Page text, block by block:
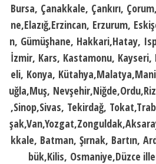
Bursa, Çanakkale, Çankırı,
ne,Elazığ,Erzincan, Erzurum,
n, Gümüşhane, Hakkari,Hatay,
İzmir, Kars, Kastamonu, Kayseri,
eli, Konya,
uğla,Muş,
,Sinop,Sivas, Tekirdağ,
kkale, Batman, Şırnak, Bartın,
bük,Kilis, Osmaniye,Düzce